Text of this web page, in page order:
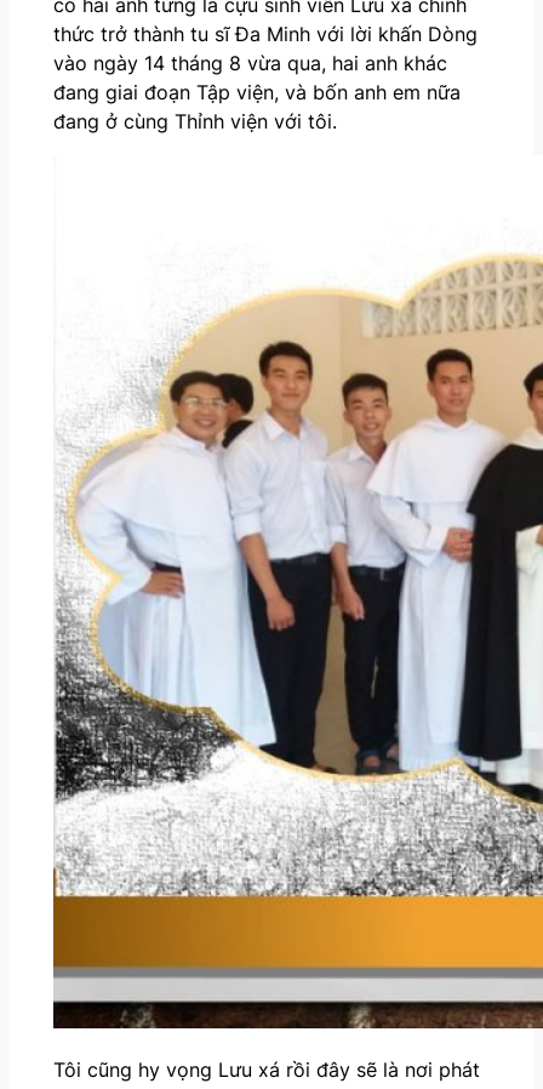
thức trở thành tu sĩ Đa Minh với lời khấn Dòng
vào ngày 14 tháng 8 vừa qua, hai anh khác
đang giai đoạn Tập viện, và bốn anh em nữa
đang ở cùng Thỉnh viện với tôi.
Tôi cũng hy vọng Lưu xá rồi đây sẽ là nơi phát